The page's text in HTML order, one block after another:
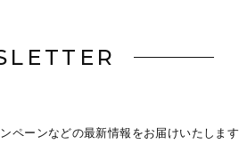
ペーンなどの最新情報をお届けいたします